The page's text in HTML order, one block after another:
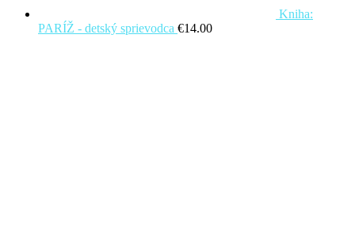
Kniha:
PARÍŽ - detský sprievodca €14.00